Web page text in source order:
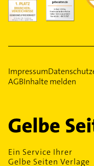
Impressum
AGBInhalte melden
Ein Service Ihrer
Gelbe Seiten Verlage